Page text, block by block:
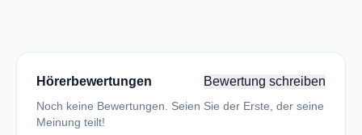
Hörerbewertungen Bewertung schreiben
Noch keine Bewertungen. Seien Sie der Erste, der seine
Meinung teilt!